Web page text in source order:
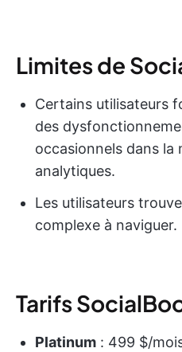
Limites de
Certains utilisateurs
des
occasionnels dans la
analytiques.
Les utilisateurs
complexe à naviguer.
Tarifs
Platinum : 499 $/